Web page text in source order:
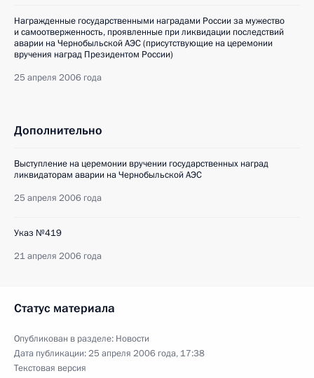
Награжденные государственными наградами России за мужество
и самоотверженность, проявленные при ликвидации последствий
аварии на Чернобыльской АЭС (присутствующие на церемонии
вручения наград Президентом России)
25 апреля 2006 года
Дополнительно
Выступление на церемонии вручении государственных наград
ликвидаторам аварии на Чернобыльской АЭС
25 апреля 2006 года
Указ №419
21 апреля 2006 года
Статус материала
Опубликован в разделе: Новости
Дата публикации:25 апреля 2006 года, 17:38
Текстовая версия